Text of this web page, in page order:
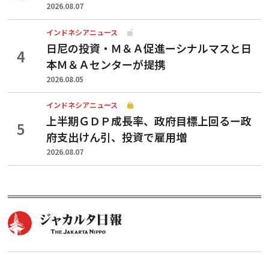
2026.08.07
インドネシアニュース
日尼の投資・Ｍ＆Ａ促進ーシナルマスと日
本Ｍ＆Ａセンターが提携
2026.08.05
インドネシアニュース
上半期ＧＤＰ成長率、政府目標上回るー政
府支出けん引、投資で雇用増
2026.08.07